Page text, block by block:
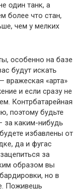
один танк, а
более что стан,
чем у мелких
особенно на базе
будут искать
вражеская «арта»
и если сразу не
Контрбатарейная
поэтому будьте
за каким-нибудь
избавлены от
да и фугас
за
образом вы
но в
Поживешь